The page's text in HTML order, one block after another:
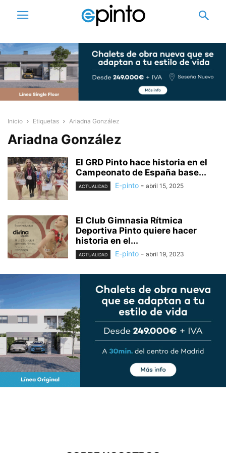
Inicio Etiquetas Ariadna González
Ariadna González
El GRD Pinto hace historia en el
Campeonato de España base...
ACTUALIDAD E-pinto - abril 15, 2025
El Club Gimnasia Rítmica
Deportiva Pinto quiere hacer
historia en el...
ACTUALIDAD E-pinto - abril 19, 2023